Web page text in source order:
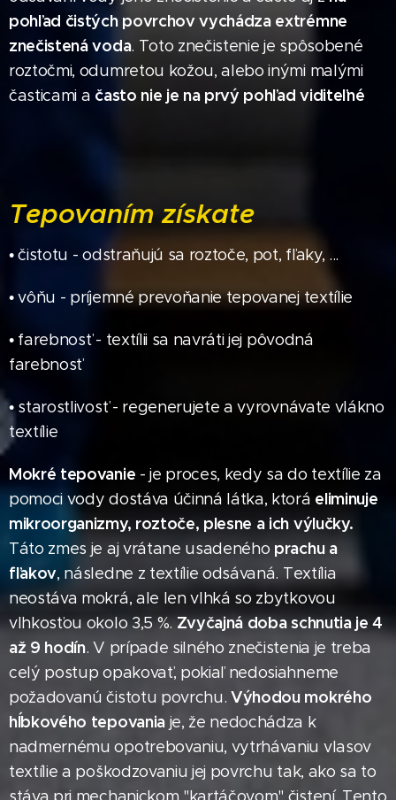
pohľad čistých povrchov vychádza extrémne
znečistená voda. Toto znečistenie je spôsobené
roztočmi, odumretou kožou, alebo inými malými
časticami a často nie je na prvý pohľad viditeľné
Tepovaním získate
• čistotu - odstraňujú sa roztoče, pot, fľaky, ...
• vôňu - príjemné prevoňanie tepovanej textílie
• farebnosť - textílii sa navráti jej pôvodná
farebnosť
• starostlivosť - regenerujete a vyrovnávate vlákno
textílie
Mokré tepovanie - je proces, kedy sa do textílie za
pomoci vody dostáva účinná látka, ktorá eliminuje
mikroorganizmy, roztoče, plesne a ich výlučky.
Táto zmes je aj vrátane usadeného prachu a
fľakov, následne z textílie odsávaná. Textília
neostáva mokrá, ale len vlhká so zbytkovou
vlhkosťou okolo 3,5 %. Zvyčajná doba schnutia je 4
až 9 hodín. V prípade silného znečistenia je treba
celý postup opakovať, pokiaľ nedosiahneme
požadovanú čistotu povrchu.Výhodou mokrého
hĺbkového tepovaniaje, že nedochádza k
nadmernému opotrebovaniu, vytrhávaniu vlasov
textílie a poškodzovaniu jej povrchu tak, ako sa to